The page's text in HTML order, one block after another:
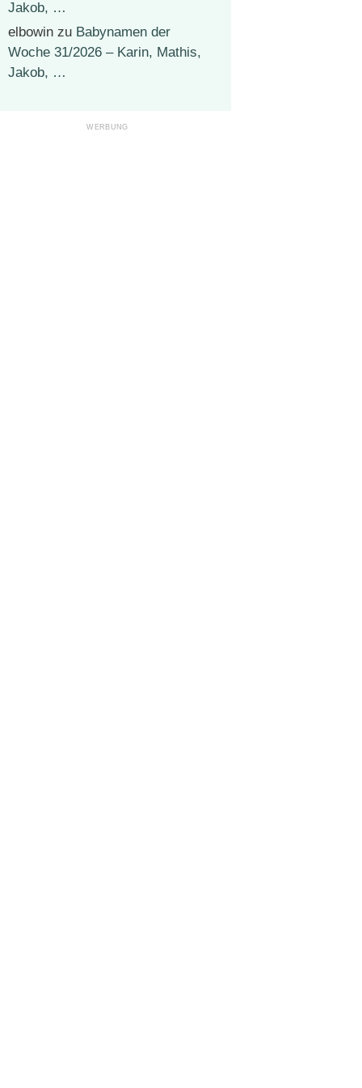
Jakob, …
elbowin zu Babynamen der
Woche 31/2026 – Karin, Mathis,
Jakob, …